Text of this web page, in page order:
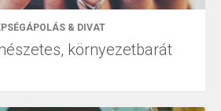
& DIVAT
környezetbarát